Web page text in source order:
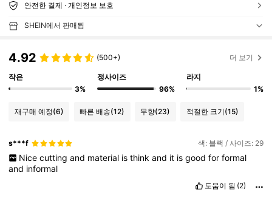
안전한 결제 · 개인정보 보호
SHEIN에서 판매됨
4.92 (500+) 더 보기
작은
3%
정사이즈
96%
라지
1%
재구매 예정(6) 빠른 배송(12) 무향(23) 적절한 크기(15)
s***f 색: 블랙 / 사이즈: 29
Nice cutting and material is think and it is good for formal
and informal
도움이 됨 (2)